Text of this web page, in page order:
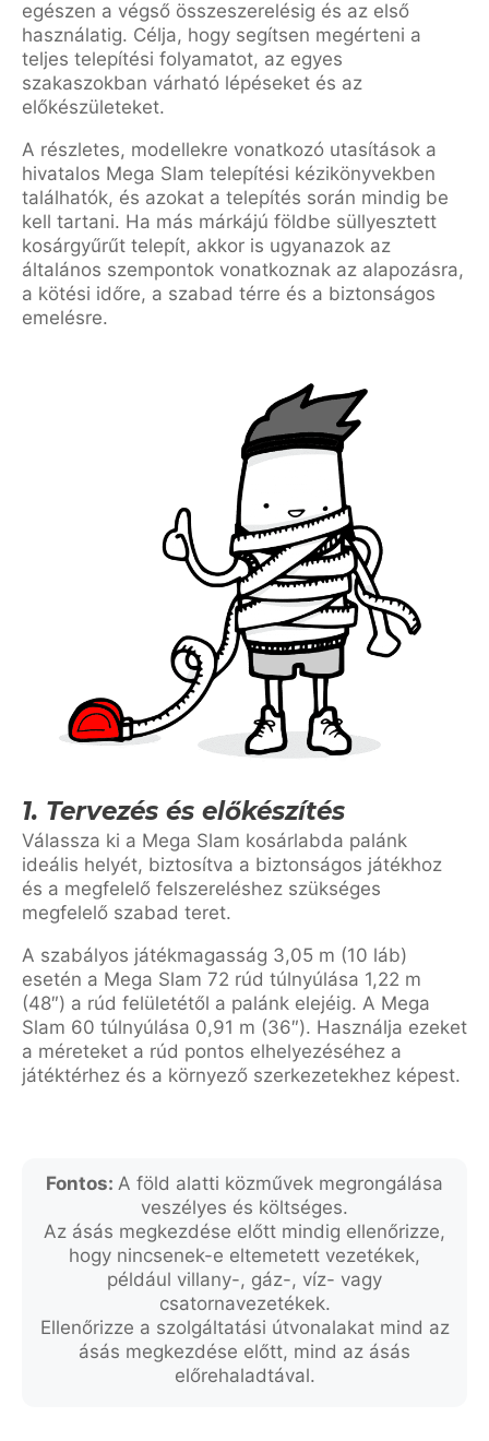
egészen a végső összeszerelésig és az első
használatig. Célja, hogy segítsen megérteni a
teljes telepítési folyamatot, az egyes
szakaszokban várható lépéseket és az
előkészületeket.
A részletes, modellekre vonatkozó utasítások a
hivatalos Mega Slam telepítési kézikönyvekben
találhatók, és azokat a telepítés során mindig be
kell tartani. Ha más márkájú földbe süllyesztett
kosárgyűrűt telepít, akkor is ugyanazok az
általános szempontok vonatkoznak az alapozásra,
a kötési időre, a szabad térre és a biztonságos
emelésre.
1. Tervezés és előkészítés
Válassza ki a Mega Slam kosárlabda palánk
ideális helyét, biztosítva a biztonságos játékhoz
és a megfelelő felszereléshez szükséges
megfelelő szabad teret.
A szabályos játékmagasság 3,05 m (10 láb)
esetén a Mega Slam 72 rúd túlnyúlása 1,22 m
(48″) a rúd felületétől a palánk elejéig. A Mega
Slam 60 túlnyúlása 0,91 m (36″). Használja ezeket
a méreteket a rúd pontos elhelyezéséhez a
játéktérhez és a környező szerkezetekhez képest.
Fontos: A föld alatti közművek megrongálása
veszélyes és költséges.
Az ásás megkezdése előtt mindig ellenőrizze,
hogy nincsenek-e eltemetett vezetékek,
például villany-, gáz-, víz- vagy
csatornavezetékek.
Ellenőrizze a szolgáltatási útvonalakat mind az
ásás megkezdése előtt, mind az ásás
előrehaladtával.